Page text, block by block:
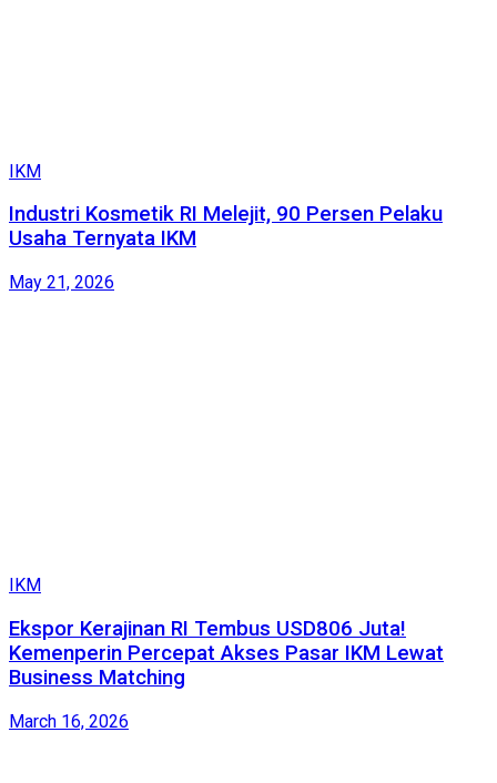
IKM
Industri Kosmetik RI Melejit, 90 Persen Pelaku
Usaha Ternyata IKM
May 21, 2026
IKM
Ekspor Kerajinan RI Tembus USD806 Juta!
Kemenperin Percepat Akses Pasar IKM Lewat
Business Matching
March 16, 2026